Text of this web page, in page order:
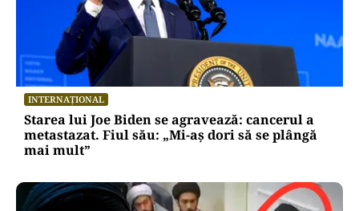
INTERNAȚIONAL
Starea lui Joe Biden se agravează: cancerul a
metastazat. Fiul său: „Mi-aș dori să se plângă
mai mult”